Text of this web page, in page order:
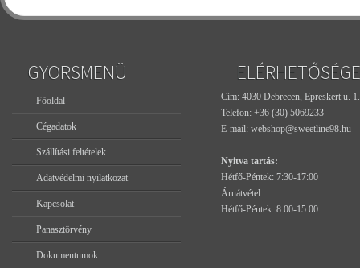
GYORSMENÜ
Főoldal
Cégadatok
Szállítási feltételek
Adatvédelmi nyilatkozat
Kapcsolat
Panasztörvény
Dokumentumok
Cím: 4030 Debrecen, Epreskert u. 1.
Telefon: +36 (30) 5069233
E-mail: webshop@sweetline98.hu
Nyitva tartás:
Hétfő-Péntek: 7:30-17:00
Áruátvétel:
Hétfő-Péntek: 8:00-15:00